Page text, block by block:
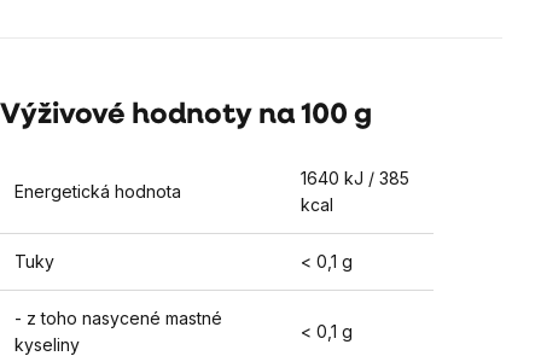
Výživové hodnoty na 100 g
Energetická hodnota
1640 kJ / 385
kcal
Tuky < 0,1 g
- z toho nasycené mastné
kyseliny
< 0,1 g